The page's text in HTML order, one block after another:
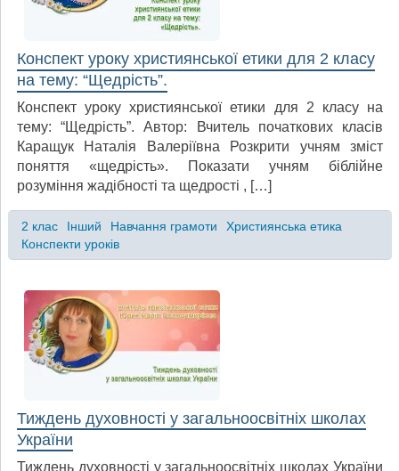
Конспект уроку християнської етики для 2 класу
на тему: “Щедрість”.
Конспект уроку християнської етики для 2 класу на
тему: “Щедрість”. Автор: Вчитель початкових класів
Каращук Наталія Валеріївна Розкрити учням зміст
поняття «щедрість». Показати учням біблійне
розуміння жадібності та щедрості , […]
2 клас Інший Навчання грамоти
Християнська етика
Конспекти уроків
Тиждень духовності у загальноосвітніх школах
України
Тиждень духовності у загальноосвітніх школах України